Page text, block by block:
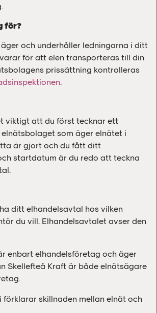
för?
och underhåller ledningarna i ditt
för att elen transporteras till din
prissättning kontrolleras
.
viktigt att du först tecknar ett
som äger elnätet i
är gjort och du fått ditt
startdatum är du redo att teckna
ditt elhandelsavtal hos vilken
du vill. Elhandelsavtalet avser den
enbart elhandelsföretag och äger
Skellefteå Kraft är både elnätsägare
förklarar skillnaden mellan elnät och